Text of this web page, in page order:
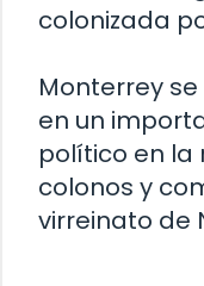
colonizada
Monterrey
en un
político en la
colonos y
virreinato de